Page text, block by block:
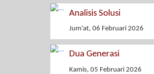
Analisis Solusi
Jum'at, 06 Februari 2026
Dua Generasi
Kamis, 05 Februari 2026